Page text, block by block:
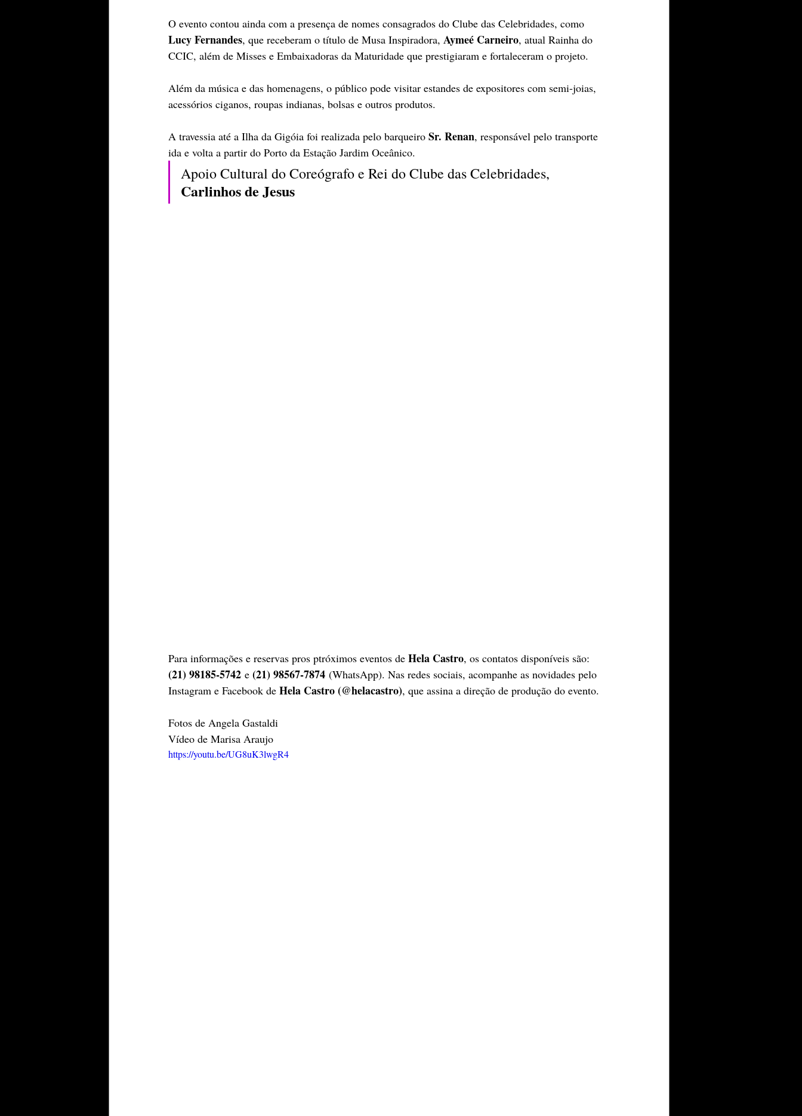
O evento contou ainda com a presença de nomes consagrados do Clube das Celebridades, como
Lucy Fernandes, que receberam o título de Musa Inspiradora, Aymeé Carneiro, atual Rainha do
CCIC, além de Misses e Embaixadoras da Maturidade que prestigiaram e fortaleceram o projeto.
Além da música e das homenagens, o público pode visitar estandes de expositores com semi-joias,
acessórios ciganos, roupas indianas, bolsas e outros produtos.
A travessia até a Ilha da Gigóia foi realizada pelo barqueiro Sr. Renan, responsável pelo transporte
ida e volta a partir do Porto da Estação Jardim Oceânico.
Apoio Cultural do Coreógrafo e Rei do Clube das Celebridades,
Carlinhos de Jesus
Para informações e reservas pros ptróximos eventos de Hela Castro, os contatos disponíveis são:
(21) 98185-5742 e (21) 98567-7874 (WhatsApp). Nas redes sociais, acompanhe as novidades pelo
Instagram e Facebook de Hela Castro (@helacastro), que assina a direção de produção do evento.
Fotos de Angela Gastaldi
Vídeo de Marisa Araujo
https://youtu.be/UG8uK3lwgR4